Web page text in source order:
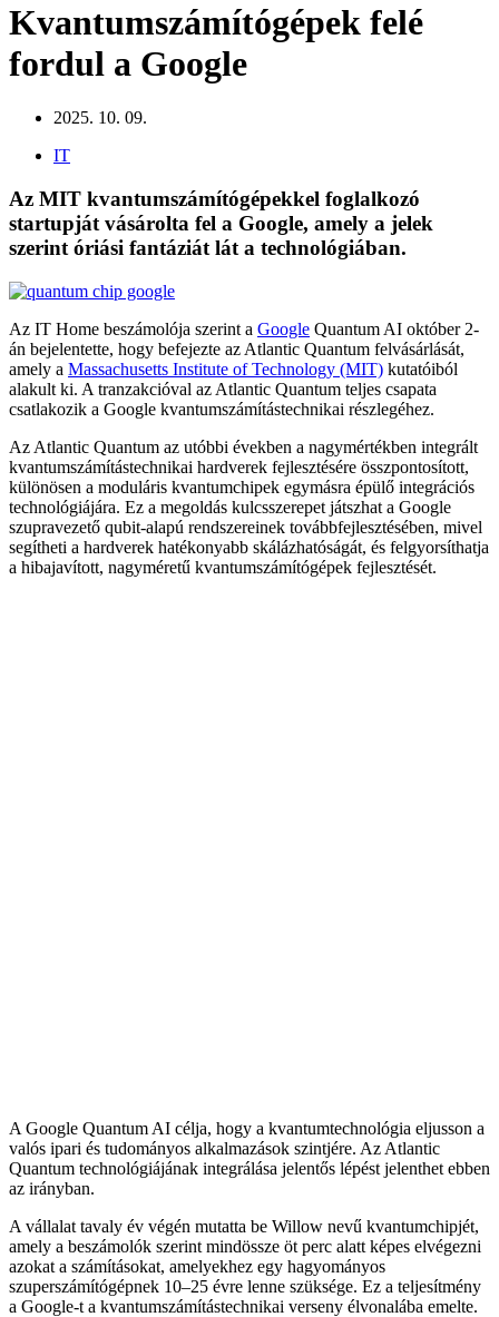
Kvantumszámítógépek felé
fordul a Google
2025. 10. 09.
IT
Az MIT kvantumszámítógépekkel foglalkozó
startupját vásárolta fel a Google, amely a jelek
szerint óriási fantáziát lát a technológiában.
Az IT Home beszámolója szerint a Google Quantum AI október 2-
án bejelentette, hogy befejezte az Atlantic Quantum felvásárlását,
amely a Massachusetts Institute of Technology (MIT) kutatóiból
alakult ki. A tranzakcióval az Atlantic Quantum teljes csapata
csatlakozik a Google kvantumszámítástechnikai részlegéhez.
Az Atlantic Quantum az utóbbi években a nagymértékben integrált
kvantumszámítástechnikai hardverek fejlesztésére összpontosított,
különösen a moduláris kvantumchipek egymásra épülő integrációs
technológiájára. Ez a megoldás kulcsszerepet játszhat a Google
szupravezető qubit-alapú rendszereinek továbbfejlesztésében, mivel
segítheti a hardverek hatékonyabb skálázhatóságát, és felgyorsíthatja
a hibajavított, nagyméretű kvantumszámítógépek fejlesztését.
A Google Quantum AI célja, hogy a kvantumtechnológia eljusson a
valós ipari és tudományos alkalmazások szintjére. Az Atlantic
Quantum technológiájának integrálása jelentős lépést jelenthet ebben
az irányban.
A vállalat tavaly év végén mutatta be Willow nevű kvantumchipjét,
amely a beszámolók szerint mindössze öt perc alatt képes elvégezni
azokat a számításokat, amelyekhez egy hagyományos
szuperszámítógépnek 10–25 évre lenne szüksége. Ez a teljesítmény
a Google-t a kvantumszámítástechnikai verseny élvonalába emelte.